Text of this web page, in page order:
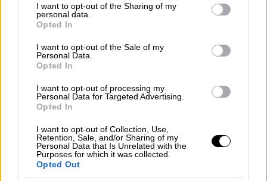
not limited to your visit or usage behaviour. You may click to
grant or deny consent to Google and its third-party tags to
use your data for below specified purposes in below Google
consent section.
I want to opt-out of the Sharing of my
personal data.
Opted In
I want to opt-out of the Sale of my
Personal Data.
Opted In
I want to opt-out of processing my
Personal Data for Targeted Advertising.
Opted In
I want to opt-out of Collection, Use,
Retention, Sale, and/or Sharing of my
Personal Data that Is Unrelated with the
Purposes for which it was collected.
Opted Out
που επέλεξαν οι Τουρκοκύπριοι
συμπατριώτες μας να είναι ο ηγέτης τους.
Σίγουρα, σε κάποιο βαθμό και αναλόγως
ποιος είναι ο ηγέτης της τουρκοκυπριακής
κοινότητας
εξάρτηση που υπάρχει με την Τουρκία».
«Είναι σημαντικό οι ξένοι ηγέτες να
αντιλαμβάνονται τι σημαίνει κατοχή»
Σπύρος Χαριτάτος: «Η συγκέντρωση
δυνάμεων στο ψευδοκράτος